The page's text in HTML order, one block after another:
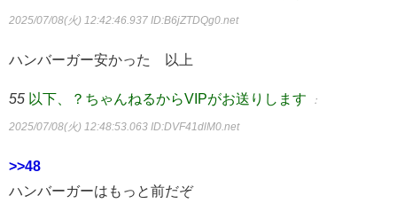
2025/07/08(火) 12:42:46.937 ID:B6jZTDQg0.net
ハンバーガー安かった 以上
55 以下、？ちゃんねるからVIPがお送りします ：
2025/07/08(火) 12:48:53.063 ID:DVF41dlM0.net
>>48
ハンバーガーはもっと前だぞ